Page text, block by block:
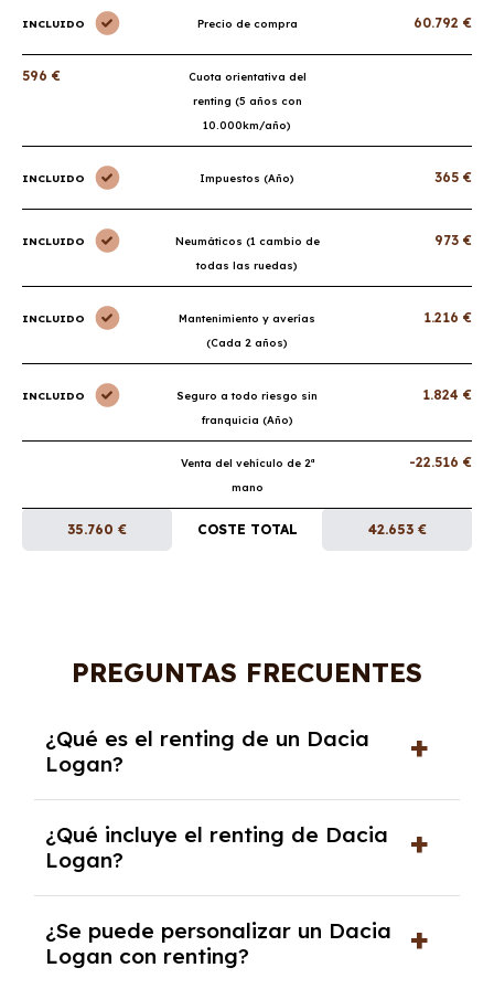
INCLUIDO Precio de compra 60.792 €
596 €
Cuota orientativa del
renting (5 años con
10.000km/año)
INCLUIDO Impuestos (Año) 365 €
INCLUIDO
Neumáticos (1 cambio de
todas las ruedas)
973 €
INCLUIDO
Mantenimiento y averías
(Cada 2 años)
1.216 €
INCLUIDO
Seguro a todo riesgo sin
franquicia (Año)
1.824 €
Venta del vehículo de 2ª
mano
-22.516 €
35.760 € COSTE TOTAL 42.653 €
PREGUNTAS FRECUENTES
¿Qué es el renting de un Dacia
Logan?
de alquiler a largo plazo en el que pagas una
cuota mensual fija por el uso del coche
durante un periodo determinado,
generalmente entre 2 y 5 años.
¿Qué incluye el renting de Dacia
Logan?
seguro a todo riesgo, mantenimiento,
reparaciones, impuestos, asistencia en
¿Se puede personalizar un Dacia
Logan con renting?